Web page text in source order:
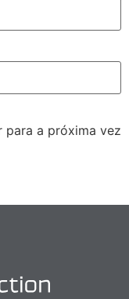
para a próxima vez